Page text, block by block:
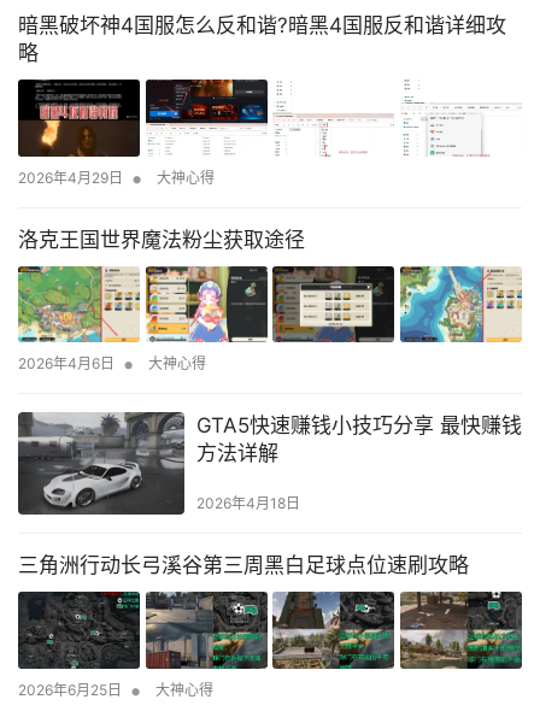
暗黑破坏神4国服怎么反和谐?暗黑4国服反和谐详细攻
略
2026年4月29日 • 大神心得
洛克王国世界魔法粉尘获取途径
2026年4月6日 • 大神心得
GTA5快速赚钱小技巧分享 最快赚钱
方法详解
2026年4月18日
三角洲行动长弓溪谷第三周黑白足球点位速刷攻略
2026年6月25日 • 大神心得